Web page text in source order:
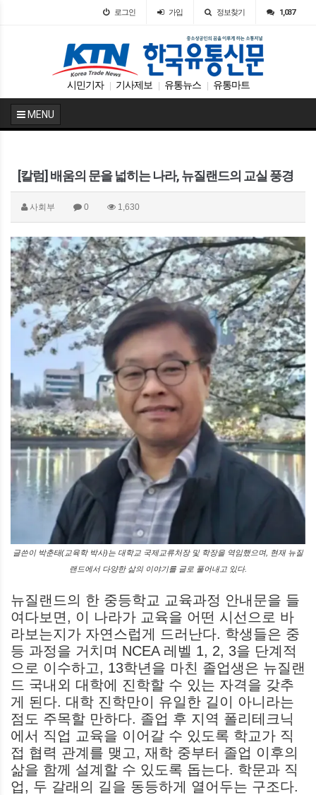
로그인 가입 정보찾기 1,037
시민기자 기사제보 유통뉴스 유통마트
MENU
[칼럼] 배움의 문을 넓히는 나라, 뉴질랜드의 교실 풍경
사회부 0 1,630
글쓴이 박춘태(교육학 박사)는 대학교 국제교류처장 및 학장을 역임했으며, 현재 뉴질
랜드에서 다양한 삶의 이야기를 글로 풀어내고 있다.
뉴질랜드의 한 중등학교 교육과정 안내문을 들
여다보면, 이 나라가 교육을 어떤 시선으로 바
라보는지가 자연스럽게 드러난다. 학생들은 중
등 과정을 거치며 NCEA 레벨 1, 2, 3을 단계적
으로 이수하고, 13학년을 마친 졸업생은 뉴질랜
드 국내외 대학에 진학할 수 있는 자격을 갖추
게 된다. 대학 진학만이 유일한 길이 아니라는
점도 주목할 만하다. 졸업 후 지역 폴리테크닉
에서 직업 교육을 이어갈 수 있도록 학교가 직
접 협력 관계를 맺고, 재학 중부터 졸업 이후의
삶을 함께 설계할 수 있도록 돕는다. 학문과 직
업, 두 갈래의 길을 동등하게 열어두는 구조다.